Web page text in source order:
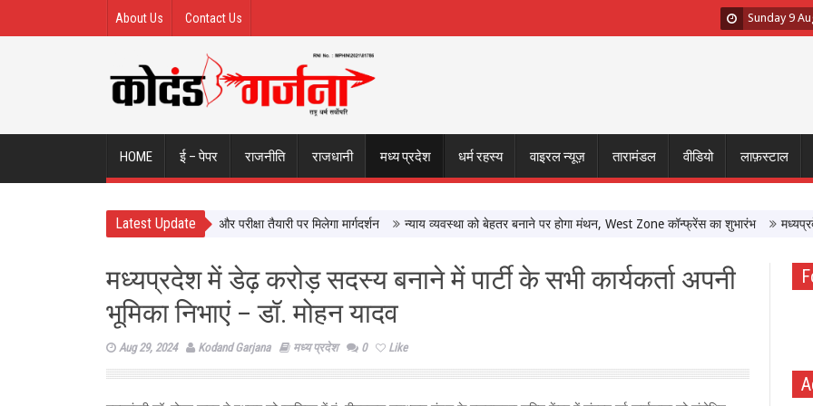
About Us Contact Us Sunday 9
HOME ई – पेपर राजनीति राजधानी मध्य प्रदेश धर्म रहस्य वाइरल न्यूज़ तारामंडल वीडियो लाफ़स्टाल
Latest Update
से सीधे सीखेंगे यूपी के छात्र, करियर और परीक्षा तैयारी पर मिलेगा मार्गदर्शन न्याय व्यवस्था को बेहतर बनाने पर होगा मंथन, West Zone कॉन्फ्रेंस का शुभारंभ मध्यप्रदेश में
मध्यप्रदेश में डेढ़ करोड़ सदस्य बनाने में पार्टी के सभी कार्यकर्ता अपनी
भूमिका निभाएं – डॉ. मोहन यादव
Aug 29, 2024 Kodand Garjana मध्य प्रदेश 0 Like